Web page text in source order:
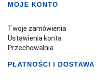
MOJE KONTO
Twoje zamówienia
Ustawienia konta
Przechowalnia
PŁATNOŚCI I DOSTAWA